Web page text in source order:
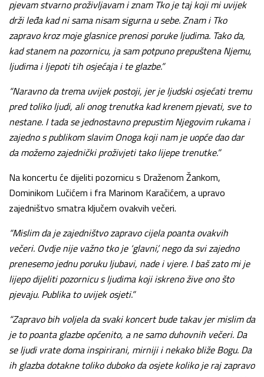
pjevam stvarno proživljavam i znam Tko je taj koji mi uvijek
drži leđa kad ni sama nisam sigurna u sebe. Znam i Tko
zapravo kroz moje glasnice prenosi poruke ljudima. Tako da,
kad stanem na pozornicu, ja sam potpuno prepuštena Njemu,
ljudima i ljepoti tih osjećaja i te glazbe.”
“Naravno da trema uvijek postoji, jer je ljudski osjećati tremu
pred toliko ljudi, ali onog trenutka kad krenem pjevati, sve to
nestane. I tada se jednostavno prepustim Njegovim rukama i
zajedno s publikom slavim Onoga koji nam je uopće dao dar
da možemo zajednički proživjeti tako lijepe trenutke.”
Na koncertu će dijeliti pozornicu s Draženom Žankom,
Dominikom Lučićem i fra Marinom Karačićem, a upravo
zajedništvo smatra ključem ovakvih večeri.
“Mislim da je zajedništvo zapravo cijela poanta ovakvih
večeri. Ovdje nije važno tko je ‘glavni’, nego da svi zajedno
prenesemo jednu poruku ljubavi, nade i vjere. I baš zato mi je
lijepo dijeliti pozornicu s ljudima koji iskreno žive ono što
pjevaju. Publika to uvijek osjeti.”
“Zapravo bih voljela da svaki koncert bude takav jer mislim da
je to poanta glazbe općenito, a ne samo duhovnih večeri. Da
se ljudi vrate doma inspirirani, mirniji i nekako bliže Bogu. Da
ih glazba dotakne toliko duboko da osjete koliko je raj zapravo